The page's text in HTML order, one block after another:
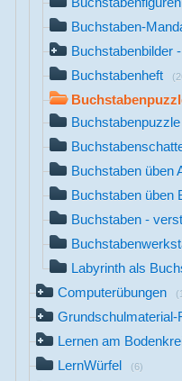
Buchstaben-
Buchstabenbilder
Buchstabenheft
Buchstaben üben
Buchstaben üben
Buchstaben -
Labyrinth als
Computerübungen
Grundschulmaterial-
Lernen am
LernWürfel (6)